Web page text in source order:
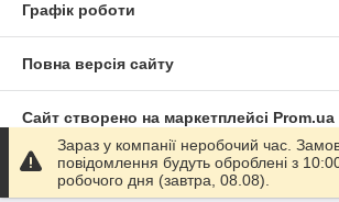
Графік роботи
Повна версія сайту
Сайт створено на маркетплейсі Prom.ua
Політика конфіденційності
Зараз у компанії неробочий час.
повідомлення будуть оброблені з
робочого дня (завтра, 08.08).